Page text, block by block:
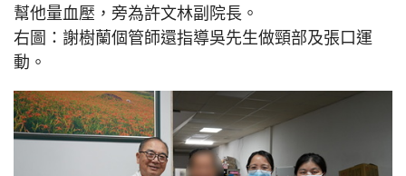
幫他量血壓，旁為許文林副院長。
右圖：謝樹蘭個管師還指導吳先生做頸部及張口運
動。